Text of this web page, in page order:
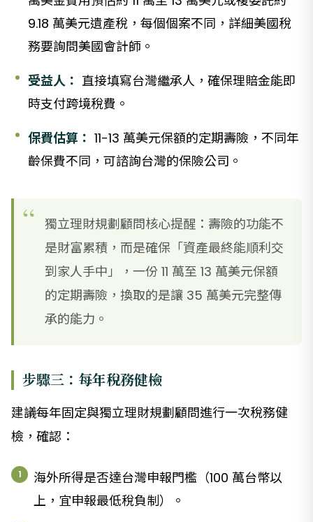
9.18 萬美元遺產稅，每個個案不同，詳細美國稅
務要詢問美國會計師。
受益人： 直接填寫台灣繼承人，確保理賠金能即
時支付跨境稅費。
保費估算： 11-13 萬美元保額的定期壽險，不同年
齡保費不同，可諮詢台灣的保險公司。
獨立理財規劃顧問核心提醒：壽險的功能不
是財富累積，而是確保「資產最終能順利交
到家人手中」，一份 11 萬至 13 萬美元保額
的定期壽險，換取的是讓 35 萬美元完整傳
承的能力。
步驟三：每年稅務健檢
建議每年固定與獨立理財規劃顧問進行一次稅務健
檢，確認：
海外所得是否達台灣申報門檻（100 萬台幣以
上，宜申報最低稅負制）。